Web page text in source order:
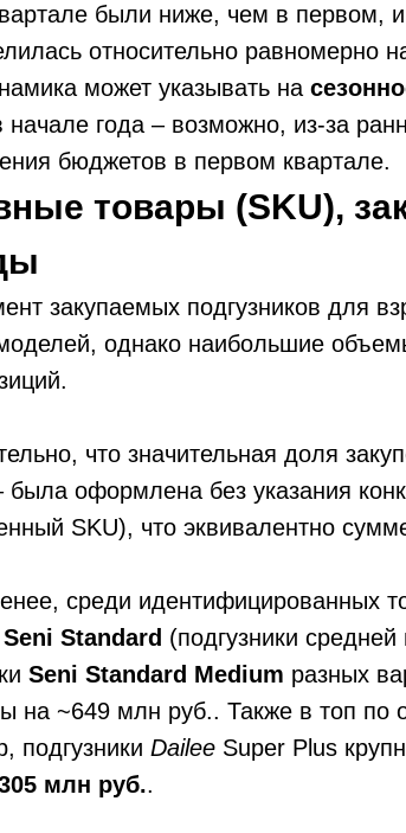
были ниже, чем в первом, и
относительно равномерно
может указывать на
начале года – возможно, из-за
бюджетов в первом квартале.
товары (SKU),
закупаемых подгузников для
однако наибольшие
что значительная доля
была оформлена без указания
SKU), что эквивалентно
среди идентифицированных
Seni Standard (подгузники
Seni Standard Medium разных
на ~649 млн руб.. Также в топ
подгузники Dailee Super Plus
млн руб..